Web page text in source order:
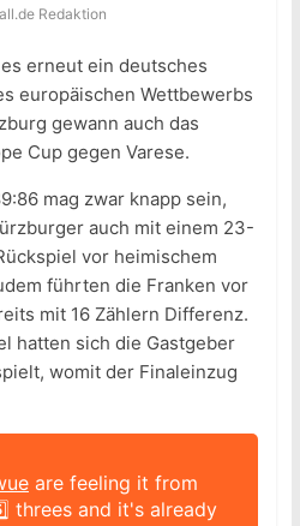
Redaktion
es erneut ein deutsches
europäischen Wettbewerbs
gewann auch das
Cup gegen Varese.
mag zwar knapp sein,
auch mit einem 23-
vor heimischem
führten die Franken vor
mit 16 Zählern Differenz.
hatten sich die Gastgeber
womit der Finaleinzug
are feeling it from
threes and it's already